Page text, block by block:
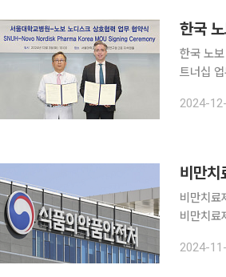
한국
한국 노
트너십 업무협약
다. 한
2024-
비만
비만치료제
비만치료
2024-